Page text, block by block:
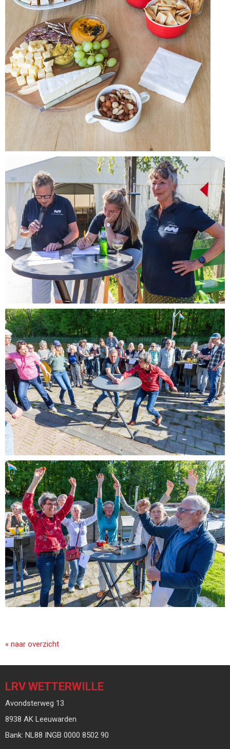
« naar overzicht
LRV WETTERWILLE
Avondsterweg 13
8938 AK Leeuwarden
Bank: NL88 INGB 0000 8502 90